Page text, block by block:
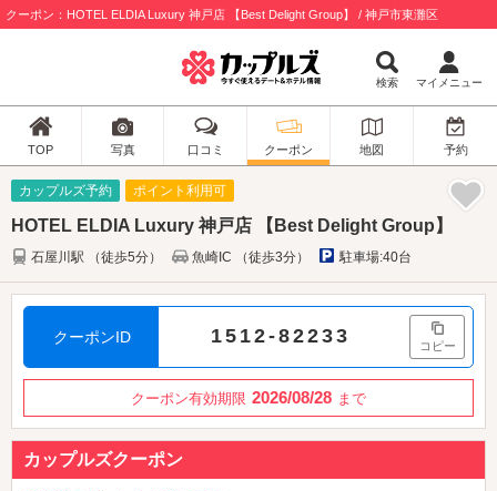
クーポン：HOTEL ELDIA Luxury 神戸店 【Best Delight Group】 / 神戸市東灘区
検索 マイメニュー
TOP 写真 口コミ クーポン 地図 予約
カップルズ予約 ポイント利用可
HOTEL ELDIA Luxury 神戸店 【Best Delight Group】
石屋川駅 （徒歩5分） 魚崎IC （徒歩3分） 駐車場:40台
クーポンID 1512-82233 コピー
クーポン有効期限 2026/08/28 まで
カップルズクーポン